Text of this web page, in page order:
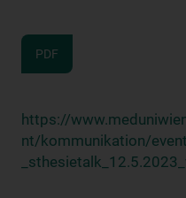
PDF
https://
nt/kommunikation/